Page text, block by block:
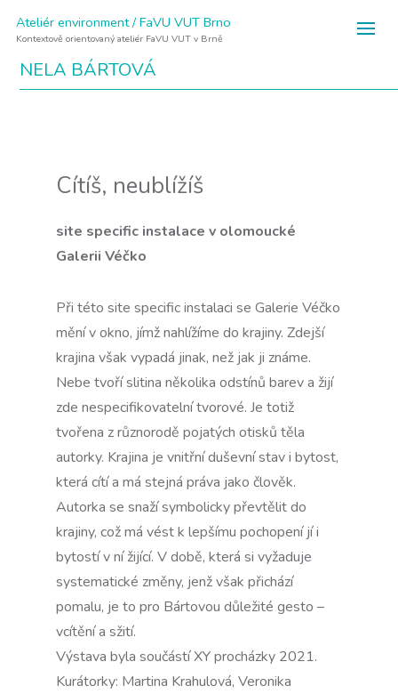
Ateliér environment / FaVU VUT Brno
Kontextově orientovaný ateliér FaVU VUT v Brně
NELA BÁRTOVÁ
Cítíš, neublížíš
site specific instalace v olomoucké
Galerii Véčko
Při této site specific instalaci se Galerie Véčko
mění v okno, jímž nahlížíme do krajiny. Zdejší
krajina však vypadá jinak, než jak ji známe.
Nebe tvoří slitina několika odstínů barev a žijí
zde nespecifikovatelní tvorové. Je totiž
tvořena z různorodě pojatých otisků těla
autorky. Krajina je vnitřní duševní stav i bytost,
která cítí a má stejná práva jako člověk.
Autorka se snaží symbolicky převtělit do
krajiny, což má vést k lepšímu pochopení jí i
bytostí v ní žijící. V době, která si vyžaduje
systematické změny, jenž však přichází
pomalu, je to pro Bártovou důležité gesto –
vcítění a sžití.
Výstava byla součástí XY procházky 2021.
Kurátorky: Martina Krahulová, Veronika